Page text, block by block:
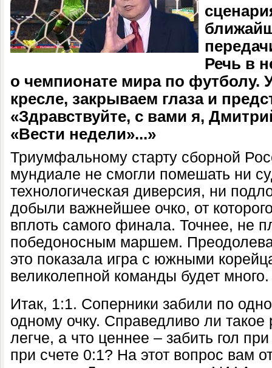
Речь в
о чемпионате мира по футболу.
кресле, закрываем глаза и
«Здравствуйте, с вами я,
«Вести недели»...»
Триумфальному старту сборной
мундиале не смогли помешать ни
технологическая диверсия, ни
добыли важнейшее очко, от
вплоть самого финала. Точнее, не
победоносным маршем.
это показала игра с южными
великолепной команды будет много.
Итак, 1:1. Соперники забили по
одному очку. Справедливо ли
легче, а что ценнее – забить гол
при счете 0:1? На этот вопрос вам